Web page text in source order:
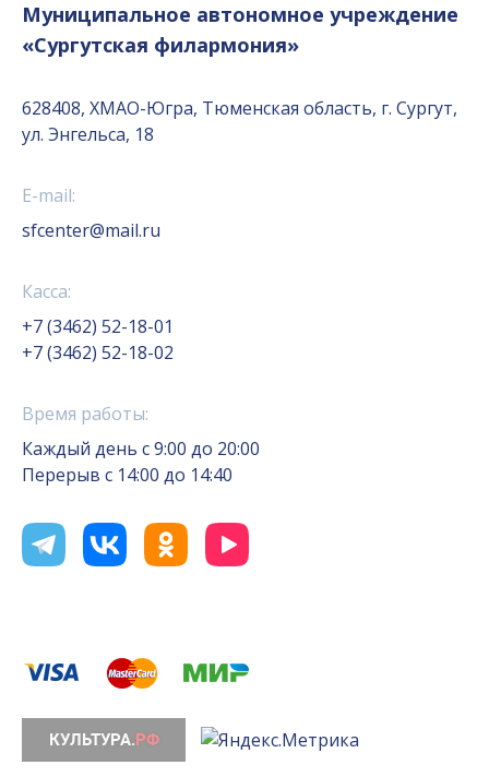
Муниципальное автономное учреждение
«Сургутская филармония»
628408, ХМАО-Югра, Тюменская область, г. Сургут,
ул. Энгельса, 18
E-mail:
sfcenter@mail.ru
Касса:
+7 (3462) 52-18-01
+7 (3462) 52-18-02
Время работы:
Каждый день с 9:00 до 20:00
Перерыв с 14:00 до 14:40